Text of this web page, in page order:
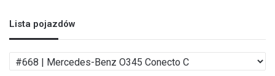
Lista pojazdów
i